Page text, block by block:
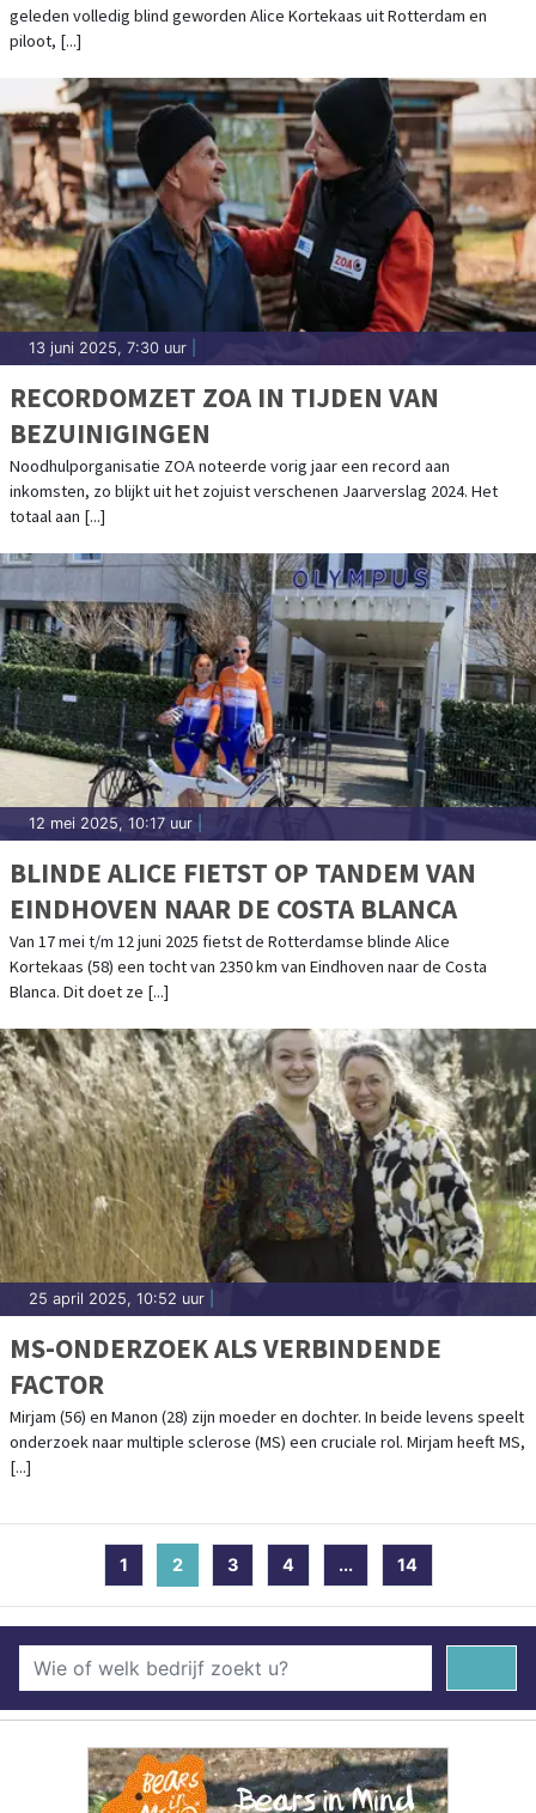
geleden volledig blind geworden Alice Kortekaas uit Rotterdam en
piloot, [...]
13 juni 2025, 7:30 uur
RECORDOMZET ZOA IN TIJDEN VAN
BEZUINIGINGEN
Noodhulporganisatie ZOA noteerde vorig jaar een record aan
inkomsten, zo blijkt uit het zojuist verschenen Jaarverslag 2024. Het
totaal aan [...]
12 mei 2025, 10:17 uur
BLINDE ALICE FIETST OP TANDEM VAN
EINDHOVEN NAAR DE COSTA BLANCA
Van 17 mei t/m 12 juni 2025 fietst de Rotterdamse blinde Alice
Kortekaas (58) een tocht van 2350 km van Eindhoven naar de Costa
Blanca. Dit doet ze [...]
25 april 2025, 10:52 uur
MS-ONDERZOEK ALS VERBINDENDE
FACTOR
Mirjam (56) en Manon (28) zijn moeder en dochter. In beide levens speelt
onderzoek naar multiple sclerose (MS) een cruciale rol. Mirjam heeft MS,
[...]
1 2(current)
3 4 ... 14